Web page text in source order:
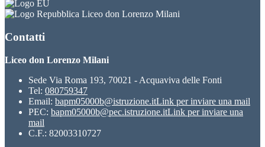
Liceo don Lorenzo Milani
Contatti
Liceo don Lorenzo Milani
Sede Via Roma 193, 70021 - Acquaviva delle Fonti
Tel: 080759347
Email: bapm05000b@istruzione.itLink per inviare una mail
PEC: bapm05000b@pec.istruzione.itLink per inviare una
mail
C.F.: 82003310727